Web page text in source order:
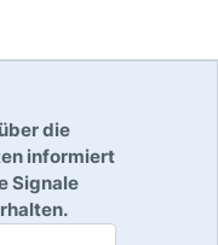
die
informiert
Signale